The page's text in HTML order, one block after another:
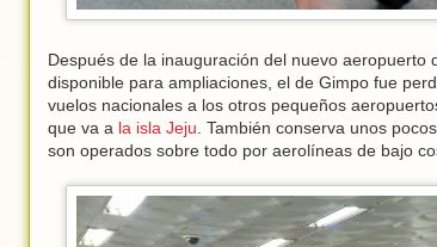
Después de la inauguración del nuevo
disponible para ampliaciones, el de Gimpo fue
vuelos nacionales a los otros pequeños
que va a la isla Jeju . También conserva unos
son operados sobre todo por aerolíneas de bajo